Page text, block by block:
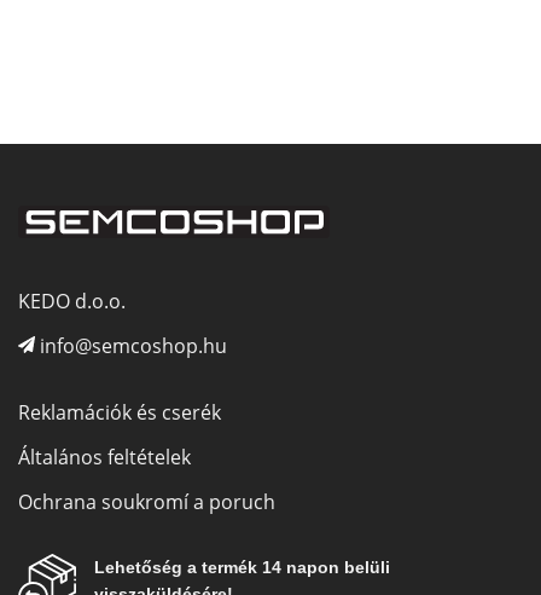
KEDO d.o.o.
info@semcoshop.hu
Reklamációk és cserék
Általános feltételek
Ochrana soukromí a poruch
Lehetőség a termék 14 napon belüli